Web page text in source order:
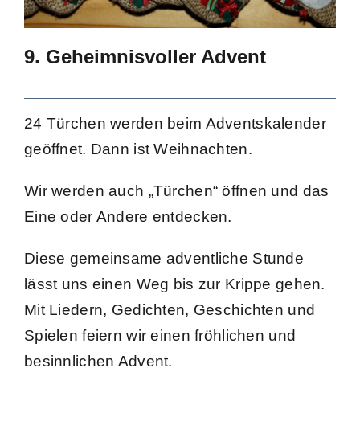
9. Geheimnisvoller Advent
24 Türchen werden beim Adventskalender
geöffnet. Dann ist Weihnachten.
Wir werden auch „Türchen“ öffnen und das
Eine oder Andere entdecken.
Diese gemeinsame adventliche Stunde
lässt uns einen Weg bis zur Krippe gehen.
Mit Liedern, Gedichten, Geschichten und
Spielen feiern wir einen fröhlichen und
besinnlichen Advent.